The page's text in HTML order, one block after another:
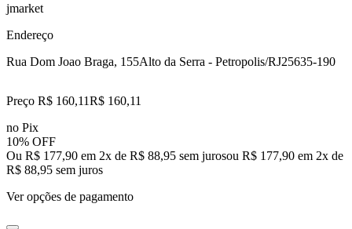
jmarket
Endereço
Rua Dom Joao Braga, 155Alto da Serra - Petropolis/RJ25635-190
Preço R$ 160,11R$ 160,11
no Pix
10% OFF
Ou R$ 177,90 em 2x de R$ 88,95 sem jurosou R$ 177,90 em 2x de
R$ 88,95 sem juros
Ver opções de pagamento